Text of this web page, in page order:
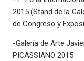
2015 (Stand de la
de Congreso y
-Galería de Arte
PICASSIANO 2015